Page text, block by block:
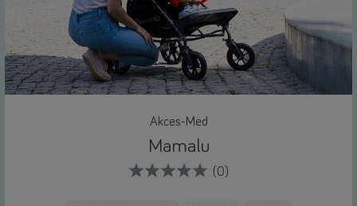
Akces-Med
Mamalu
(0)